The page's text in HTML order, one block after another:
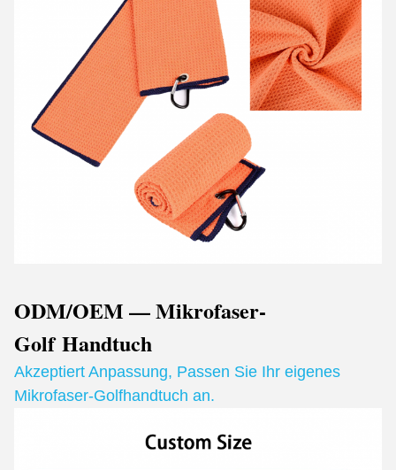
ODM/OEM — Mikrofaser-
GolfHandtuch
Akzeptiert Anpassung, Passen Sie Ihr eigenes
Mikrofaser-Golfhandtuch an.